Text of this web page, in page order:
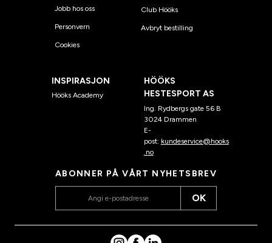
Jobb hos oss
Personvern
Cookies
Club Hööks
Avbryt bestilling
INSPIRASJON
Hööks Academy
HÖÖKS
HESTESPORT AS
Ing. Rydbergs gate 56 B
3024 Drammen
E-
post: kundeservice@hooks
.no
ABONNER PÅ VÅRT NYHETSBREV
OK